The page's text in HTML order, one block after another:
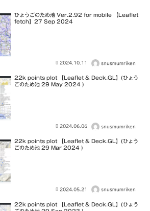
ひょうごのため池 Ver.2.92 for mobile 【Leaflet
fetch】27 Sep 2024
2024.10.11 snusmumriken
22k points plot 【Leaflet & Deck.GL】(ひょう
ごのため池 29 May 2024 )
2024.06.06 snusmumriken
22k points plot 【Leaflet & Deck.GL】(ひょう
ごのため池 29 Mar 2024 )
2024.05.21 snusmumriken
22k points plot 【Leaflet & Deck.GL】(ひょう